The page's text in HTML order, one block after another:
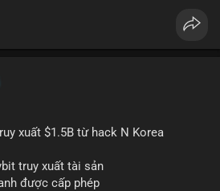
xuất $1.5B từ hack N Korea
truy xuất tài sản
được cấp phép